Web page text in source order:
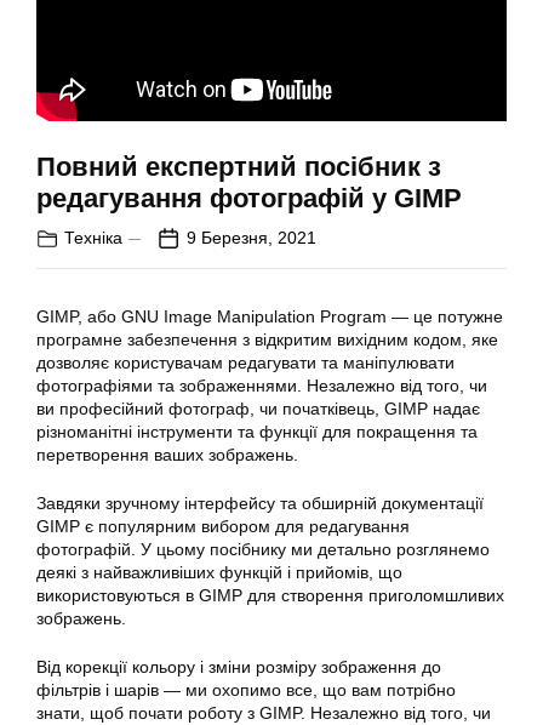
Повний експертний посібник з
редагування фотографій у GIMP
Техніка 9 Березня, 2021
GIMP, або GNU Image Manipulation Program — це потужне
програмне забезпечення з відкритим вихідним кодом, яке
дозволяє користувачам редагувати та маніпулювати
фотографіями та зображеннями. Незалежно від того, чи
ви професійний фотограф, чи початківець, GIMP надає
різноманітні інструменти та функції для покращення та
перетворення ваших зображень.
Завдяки зручному інтерфейсу та обширній документації
GIMP є популярним вибором для редагування
фотографій. У цьому посібнику ми детально розглянемо
деякі з найважливіших функцій і прийомів, що
використовуються в GIMP для створення приголомшливих
зображень.
Від корекції кольору і зміни розміру зображення до
фільтрів і шарів — ми охопимо все, що вам потрібно
знати, щоб почати роботу з GIMP. Незалежно від того, чи